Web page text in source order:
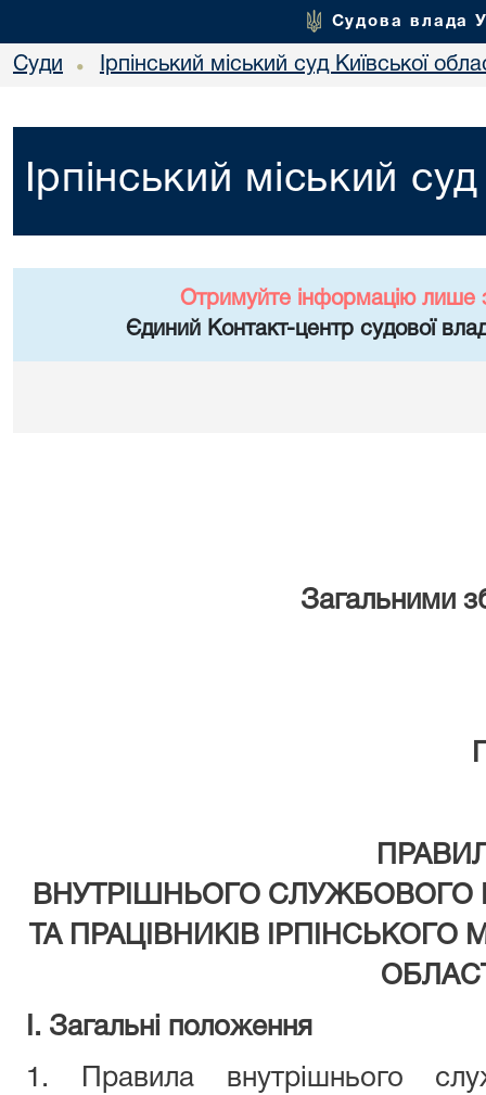
Судова влада
Суди • Ірпінський міський суд Київської
Ірпінський міський
Отримуйте інформацію лише
Єдиний Контакт-центр судової
Загальними
ВНУТРІШНЬОГО СЛУЖБОВОГО
ТА ПРАЦІВНИКІВ ІРПІНСЬКОГО
І. Загальні положення
1. Правила внутрішнього